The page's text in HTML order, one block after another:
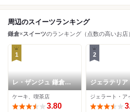
周辺のスイーツランキング
鎌倉×スイーツのランキング（点数の高いお店
1
レ・ザンジュ 鎌倉本
店
ケーキ、喫茶店
3.80
2
ジェラテリア
ブリガンテ